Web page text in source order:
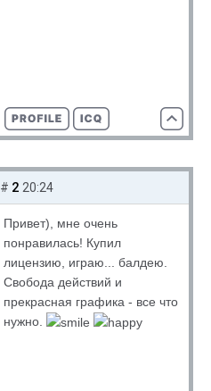
# 2 20:24
Привет), мне очень
понравилась! Купил
лицензию, играю... балдею.
Свобода действий и
прекрасная графика - все что
нужно.